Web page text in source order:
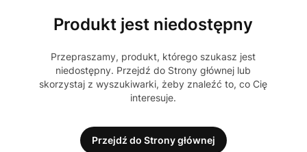
Produkt jest niedostępny
Przepraszamy, produkt, którego szukasz jest
niedostępny. Przejdź do Strony głównej lub
skorzystaj z wyszukiwarki, żeby znaleźć to, co Cię
interesuje.
Przejdź do Strony głównej